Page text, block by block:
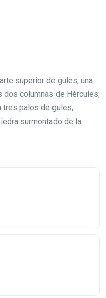
superior de gules, una
columnas de Hércules;
tres palos de gules,
surmontado de la